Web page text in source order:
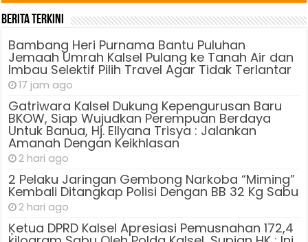
Berita Terkini
Bambang Heri Purnama Bantu Puluhan
Jemaah Umrah Kalsel Pulang ke Tanah Air dan
Imbau Selektif Pilih Travel Agar Tidak Terlantar
17 jam ago
Gatriwara Kalsel Dukung Kepengurusan Baru
BKOW, Siap Wujudkan Perempuan Berdaya
Untuk Banua, Hj. Ellyana Trisya : Jalankan
Amanah Dengan Keikhlasan
2 hari ago
2 Pelaku Jaringan Gembong Narkoba “Miming”
Kembali Ditangkap Polisi Dengan BB 32 Kg Sabu
2 hari ago
Ķetua DPRD Kalsel Apresiasi Pemusnahan 172,4